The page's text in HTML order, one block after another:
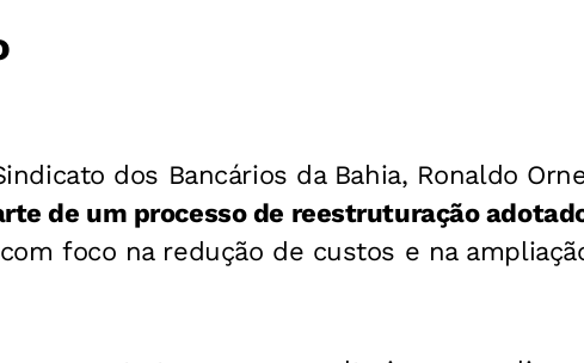
dos Bancários da Bahia, Ronaldo
de um processo de reestruturação
foco na redução de custos e na